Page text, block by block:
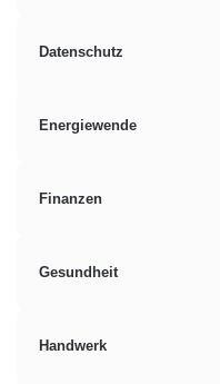
Datenschutz
Energiewende
Finanzen
Gesundheit
Handwerk